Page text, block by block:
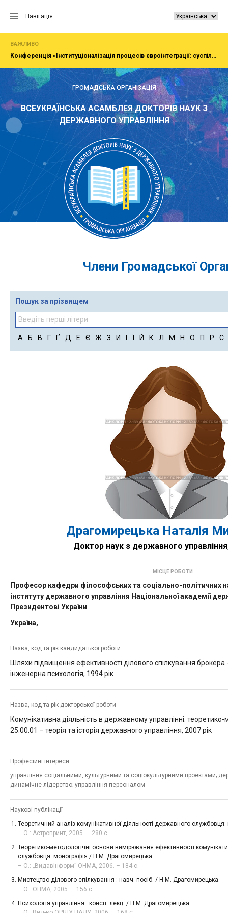
Навігація
ВАЖЛИВО
Конференція «Інституціоналізація процесів євроінтеграції: суспільство, економіка, адміністрування»
ГРОМАДСЬКА ОРГАНІЗАЦІЯ
ВСЕУКРАЇНСЬКА АСАМБЛЕЯ ДОКТОРІВ НАУК З
ДЕРЖАВНОГО УПРАВЛІННЯ
Члени Громадської
Пошук за прізвищем
А Б В Г Ґ Д Е Є Ж З И Й К Л М Н О П Р С
Драгомирецька Наталія
Доктор наук з державного
МІСЦЕ РОБОТИ
Професор кафедри філософських та соціально-політичних
інституту державного управління Національної академії
Президентові України
Україна,
Назва, код та рік кандидатької роботи
Шляхи підвищення ефективності ділового спілкування брокера
інженерна психологія, 1994 рік
Назва, код та рік докторської роботи
Комунікативна діяльність в державному управлінні:
25.00.01 – теорія та історія державного управління, 2007 рік
Професійні інтереси
управління соціальними, культурними та соціокультурними проектами;
динамічне лідерство; управління персоналом
Наукові публікації
Теоретичний аналіз комунікативної діяльності державного
– О.: Астропринт, 2005. – 280 с.
Теоретико-методологічні основи вимірювання ефективності
службовця: монографія / Н.М. Драгомирецька.
– О.: „ВидавІнформ” ОНМА, 2006. – 184 с.
Мистецтво ділового спілкування : навч. посіб. / Н.М. Драгомирецька.
– О.: ОНМА, 2005. – 156 с.
Психологія управління : консп. лекц. / Н.М. Драгомирецька.